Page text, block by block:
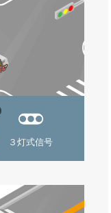
３灯式信号